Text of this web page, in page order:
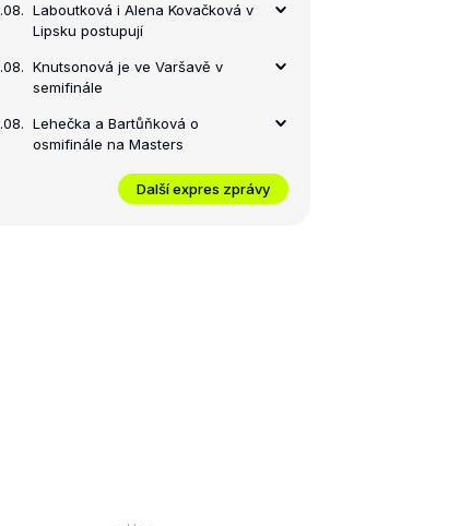
Laboutková i Alena Kovačková v
Lipsku postupují
Knutsonová je ve Varšavě v
semifinále
Lehečka a Bartůňková o
osmifinále na Masters
Další expres zprávy